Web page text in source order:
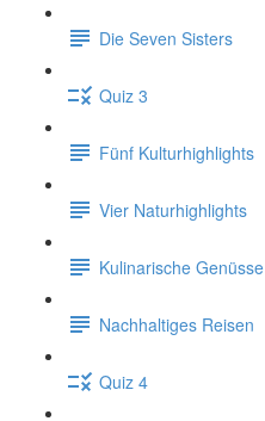
Die Seven Sisters
Quiz 3
Fünf Kulturhighlights
Vier Naturhighlights
Kulinarische Genüsse
Nachhaltiges Reisen
Quiz 4